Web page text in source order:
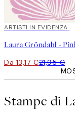
40%*
ARTISTI IN EVIDENZA
Da 13,17 €21,95 €
Stampe di